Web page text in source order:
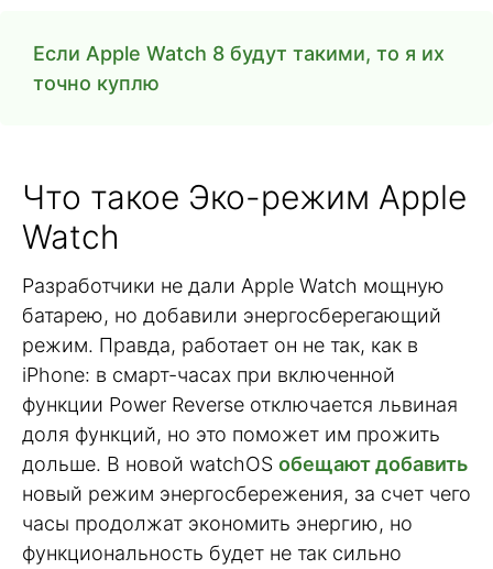
Если Apple Watch 8 будут такими, то я их
точно куплю
Что такое Эко-режим Apple
Watch
Разработчики не дали Apple Watch мощную
батарею, но добавили энергосберегающий
режим. Правда, работает он не так, как в
iPhone: в смарт-часах при включенной
функции Power Reverse отключается львиная
доля функций, но это поможет им прожить
дольше. В новой watchOS обещают добавить
новый режим энергосбережения, за счет чего
часы продолжат экономить энергию, но
функциональность будет не так сильно